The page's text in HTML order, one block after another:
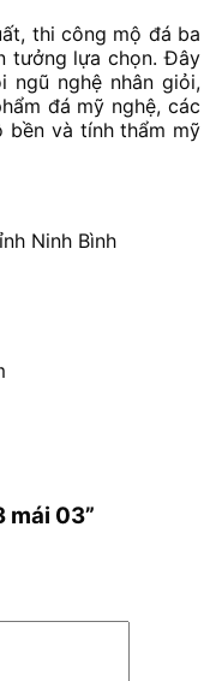
thi công mộ đá ba
tưởng lựa chọn. Đây
ngũ nghệ nhân giỏi,
đá mỹ nghệ, các
và tính thẩm mỹ
Ninh Bình
mái 03”